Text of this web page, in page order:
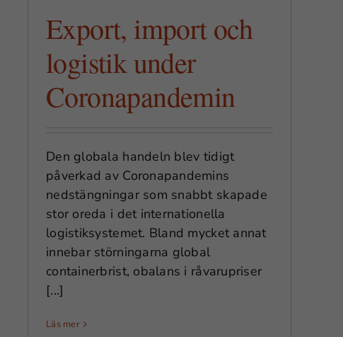
Export, import och
logistik under
Coronapandemin
Den globala handeln blev tidigt
påverkad av Coronapandemins
nedstängningar som snabbt skapade
stor oreda i det internationella
logistiksystemet. Bland mycket annat
innebar störningarna global
containerbrist, obalans i råvarupriser
[...]
Läs mer